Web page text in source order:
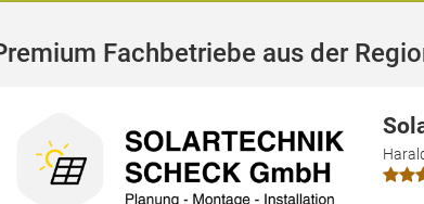
Fachbetriebe aus der